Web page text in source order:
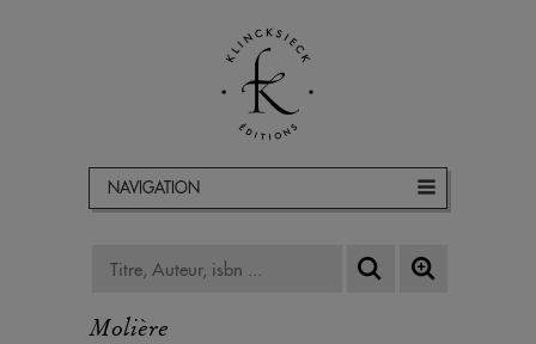
NAVIGATION
Molière